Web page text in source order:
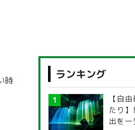
本・映画
子育て情報全般
時 ランキング
【自
たり
出を一